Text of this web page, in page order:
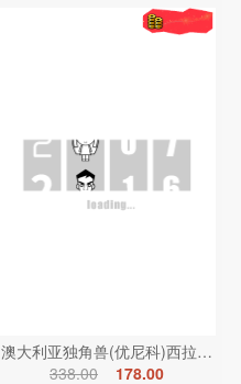
澳大利亚独角兽(优尼科)西拉红葡
338.00
178.00